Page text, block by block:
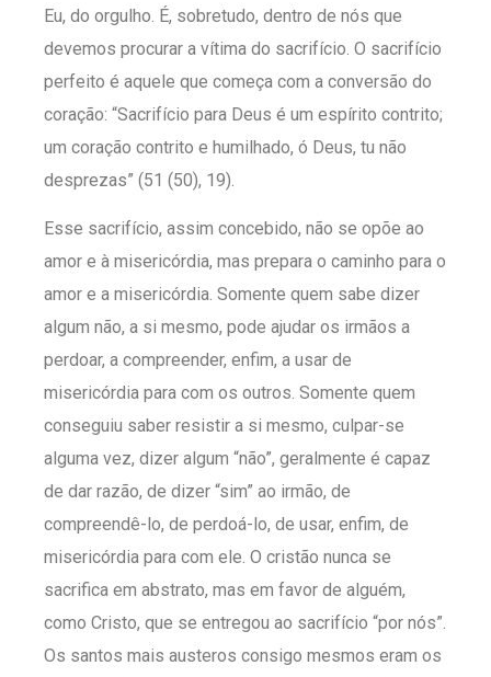
Eu, do orgulho. É, sobretudo, dentro de nós que
devemos procurar a vítima do sacrifício. O sacrifício
perfeito é aquele que começa com a conversão do
coração: “Sacrifício para Deus é um espírito contrito;
um coração contrito e humilhado, ó Deus, tu não
desprezas” (51 (50), 19).
Esse sacrifício, assim concebido, não se opõe ao
amor e à misericórdia, mas prepara o caminho para o
amor e a misericórdia. Somente quem sabe dizer
algum não, a si mesmo, pode ajudar os irmãos a
perdoar, a compreender, enfim, a usar de
misericórdia para com os outros. Somente quem
conseguiu saber resistir a si mesmo, culpar-se
alguma vez, dizer algum “não”, geralmente é capaz
de dar razão, de dizer “sim” ao irmão, de
compreendê-lo, de perdoá-lo, de usar, enfim, de
misericórdia para com ele. O cristão nunca se
sacrifica em abstrato, mas em favor de alguém,
como Cristo, que se entregou ao sacrifício “por nós”.
Os santos mais austeros consigo mesmos eram os